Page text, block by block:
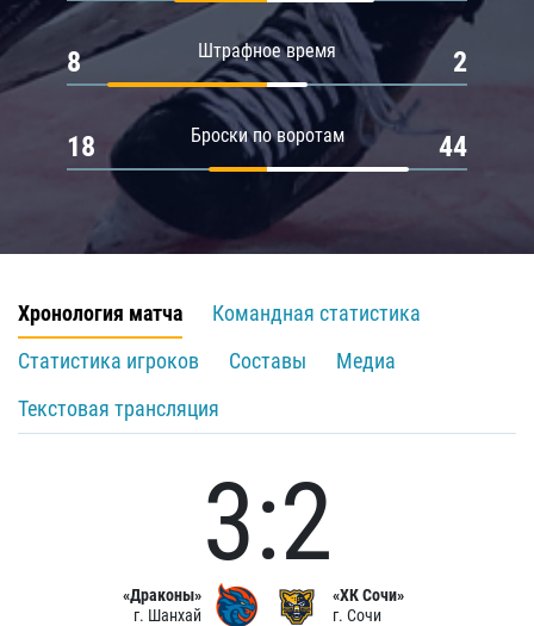
Штрафное время
8 2
Броски по воротам
18 44
Хронология матча
Командная статистика
Статистика игроков
Составы
Медиа
Текстовая трансляция
«Драконы»
г. Шанхай
3:2
«ХК Сочи»
г. Сочи